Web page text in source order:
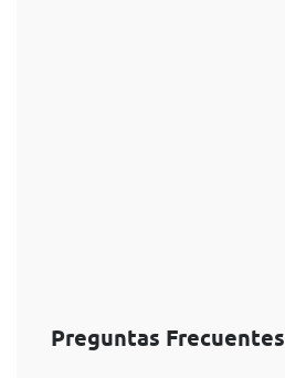
Preguntas Frecuentes